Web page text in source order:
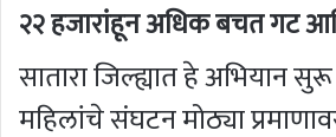
२२ हजारांहून अधिक बचत गट
सातारा जिल्ह्यात हे अभियान
महिलांचे संघटन मोठ्या